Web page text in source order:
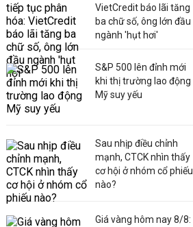
VietCredit báo lãi tăng
ba chữ số, ông lớn đầu
ngành 'hụt hơi'
S&P 500 lên đỉnh mới
khi thị trường lao động
Mỹ suy yếu
Sau nhịp điều chỉnh
mạnh, CTCK nhìn thấy
cơ hội ở nhóm cổ phiếu
nào?
Giá vàng hôm nay 8/8: